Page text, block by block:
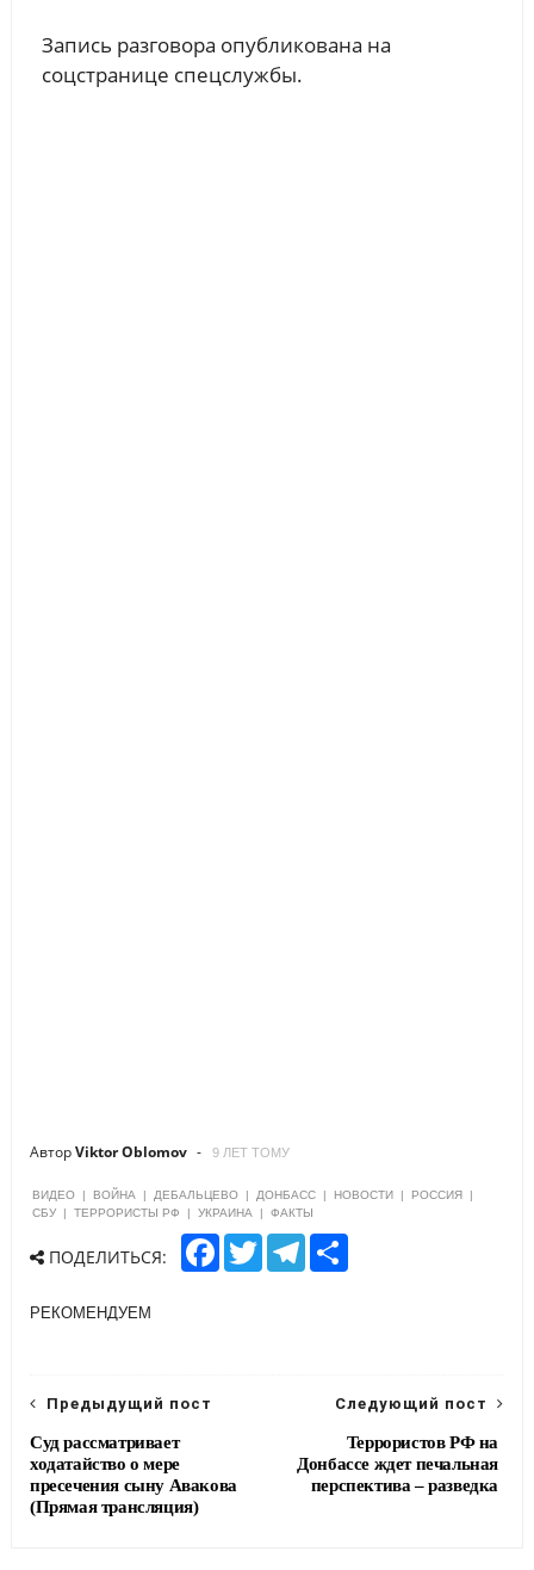
Запись разговора опубликована на
соцстранице спецслужбы.
АвторViktor Oblomov 9 ЛЕТ ТОМУ
ВИДЕО | ВОЙНА | ДЕБАЛЬЦЕВО | ДОНБАСС | НОВОСТИ | РОССИЯ
|
СБУ
| ТЕРРОРИСТЫ РФ | УКРАИНА | ФАКТЫ
ПОДЕЛИТЬСЯ:
F
T
w
T
S
РЕКОМЕНДУЕМ
Следующий пост
Террористов РФ на
Донбассе ждет печальная
перспектива – разведка
Предыдущий пост
Суд рассматривает
ходатайство о мере
пресечения сыну Авакова
(Прямая трансляция)